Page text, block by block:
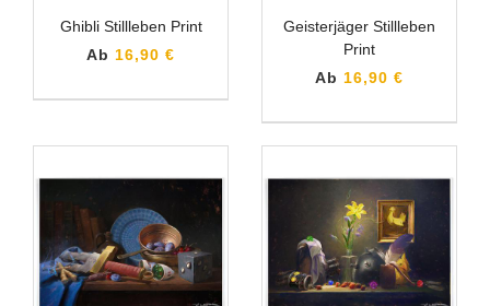
Ghibli Stillleben Print
Ab 16,90 €
Geisterjäger Stillleben
Print
Ab 16,90 €